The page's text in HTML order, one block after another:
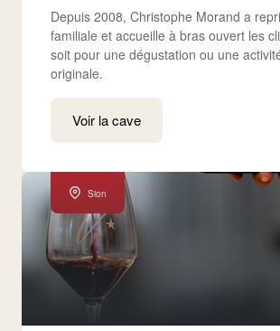
Depuis 2008, Christophe Morand a
familiale et accueille à bras ouvert les
soit pour une dégustation ou une
originale.
Voir la cave
Sion